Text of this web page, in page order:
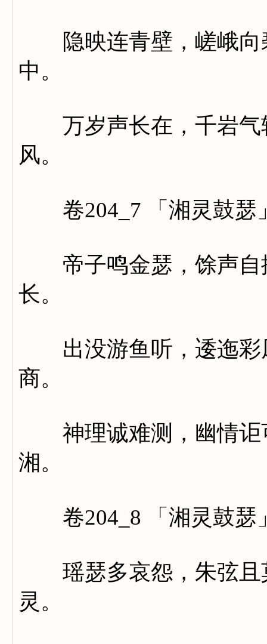
隐映连青壁，嵯峨向
中。
万岁声长在，千岩气
风。
卷204_7 「湘灵鼓瑟
帝子鸣金瑟，馀声自
长。
出没游鱼听，逶迤彩
商。
神理诚难测，幽情讵
湘。
卷204_8 「湘灵鼓瑟
瑶瑟多哀怨，朱弦且
灵。